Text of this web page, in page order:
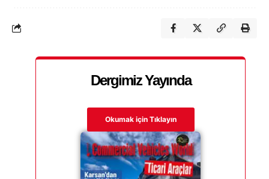
Dergimiz Yayında
Okumak için Tıklayın